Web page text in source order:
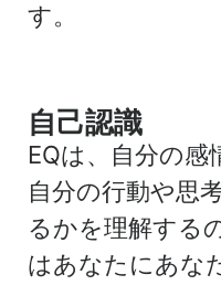
す。
自己認識
EQは、自分の
自分の行動や思
るかを理解する
はあなたにあな